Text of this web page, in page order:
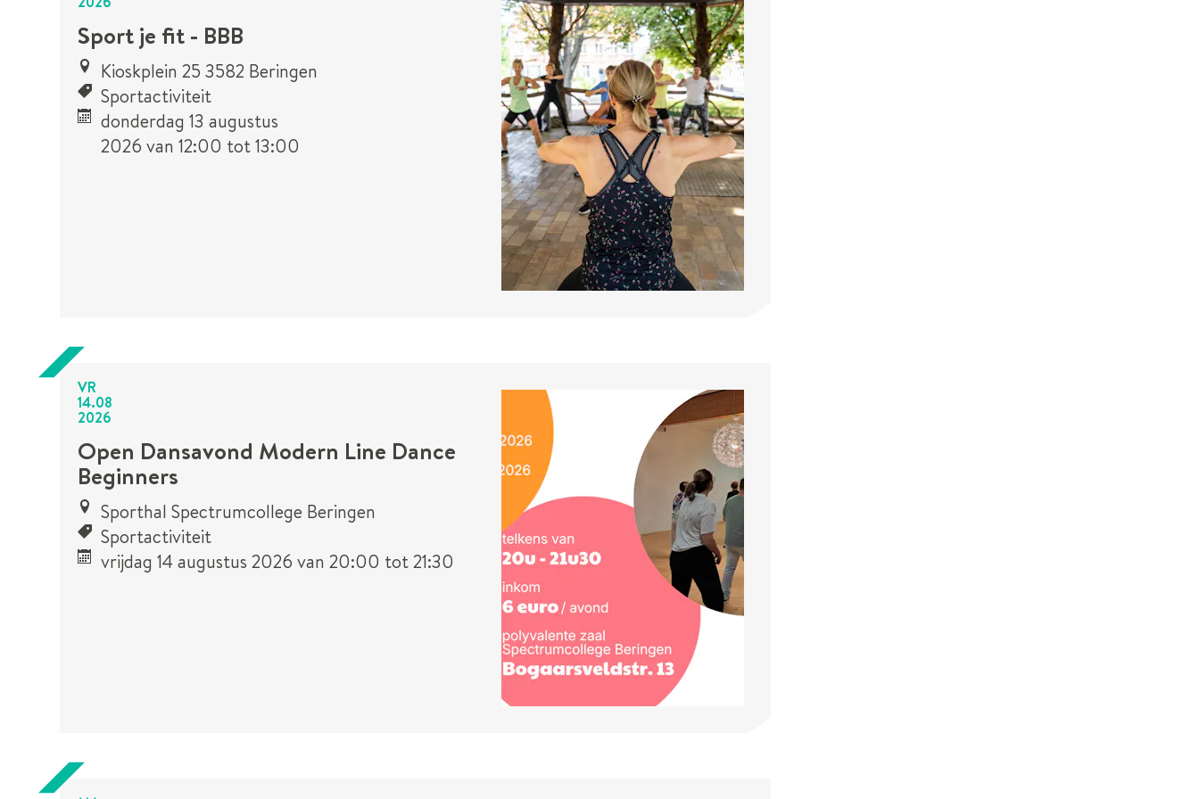
Sport je fit - BBB
Kioskplein 25 3582 Beringen
Sportactiviteit
donderdag 13 augustus
2026 van 12:00 tot13:00
VR
14.08
2026
Open Dansavond Modern Line Dance
Beginners
Sporthal Spectrumcollege Beringen
Sportactiviteit
vrijdag 14 augustus 2026 van 20:00 tot21:30